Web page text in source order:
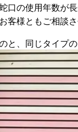
口の使用年数が
客様ともご相談
と、同じタイプ